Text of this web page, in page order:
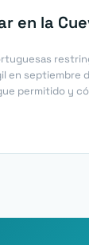
en la
en septiembre
permitido y